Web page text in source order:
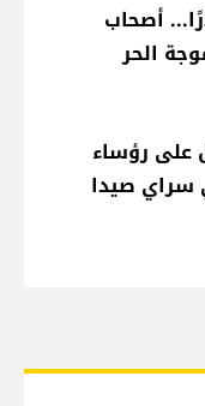
450 دولارًا... أصحاب
الحر
على رؤساء
سراي صيدا